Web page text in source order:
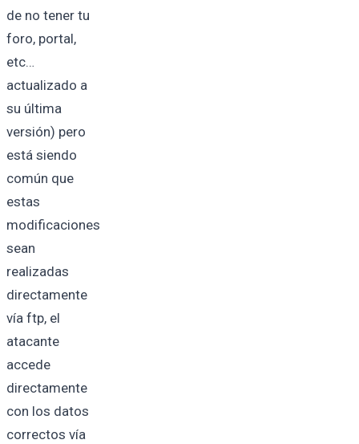
de no tener tu
foro, portal,
etc…
actualizado a
su última
versión) pero
está siendo
común que
estas
modificaciones
sean
realizadas
directamente
vía ftp, el
atacante
accede
directamente
con los datos
correctos vía